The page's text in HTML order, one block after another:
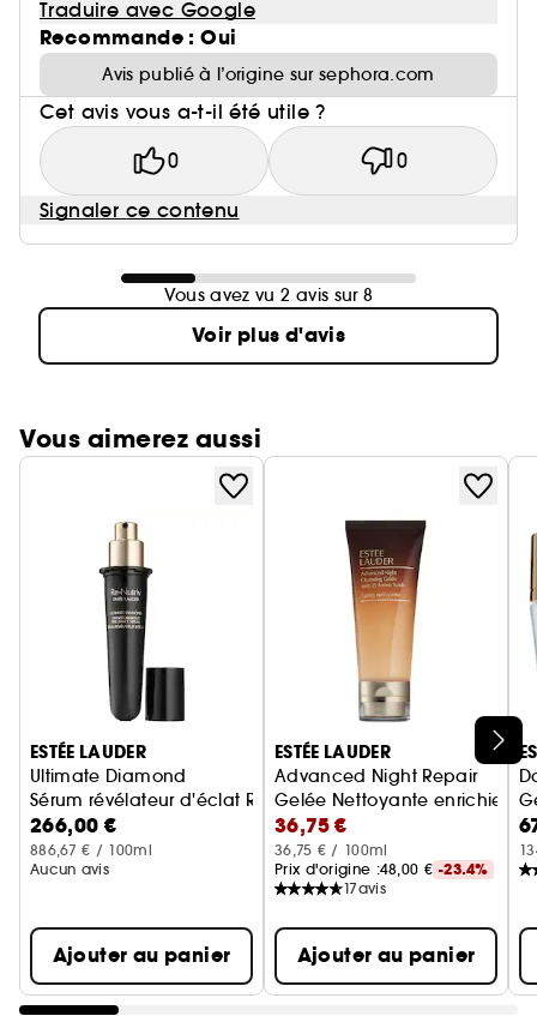
Traduire avec Google
Recommande : Oui
Avis publié à l’origine sur sephora.com
Cet avis vous a-t-il été utile ?
0 0
Signaler ce contenu
Vous avez vu 2 avis sur 8
Voir plus d'avis
Vous aimerez aussi
Ignorer le carrousel produits
ESTÉE LAUDER
Ultimate Diamond
Sérum révélateur d'éclat Recharge
266,00 €
886,67 € / 100ml
Aucun avis
Ajouter au panier
ESTÉE LAUDER
Advanced Night Repair
Gelée Nettoyante enrichie de
36,75 €
36,75 € / 100ml
Prix d'origine :48,00 € -23.4%
17avis
Ajouter au panier